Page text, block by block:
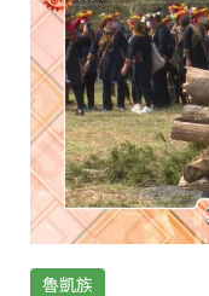
魯凱族